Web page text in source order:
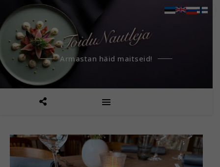
Armastan häid maitseid!